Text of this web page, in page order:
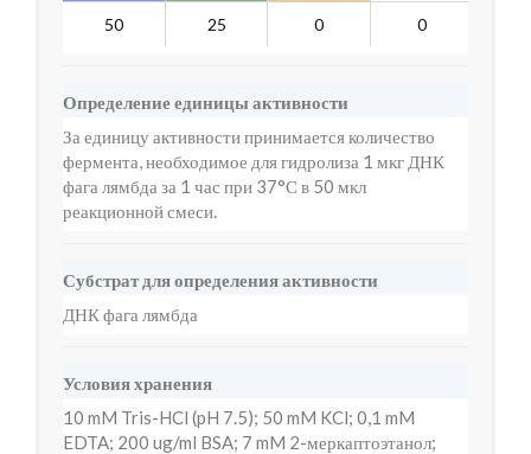
50 25 0 0
Определение единицы активности
За единицу активности принимается количество
фермента, необходимое для гидролиза 1 мкг ДНК
фага лямбда за 1 час при 37°С в 50 мкл
реакционной смеси.
Субстрат для определения активности
ДНК фага лямбда
Условия хранения
10 mM Tris-HCl (pH 7.5); 50 mM KCl; 0,1 mM
EDTA; 200 ug/ml BSA; 7 mM 2-меркаптоэтанол;